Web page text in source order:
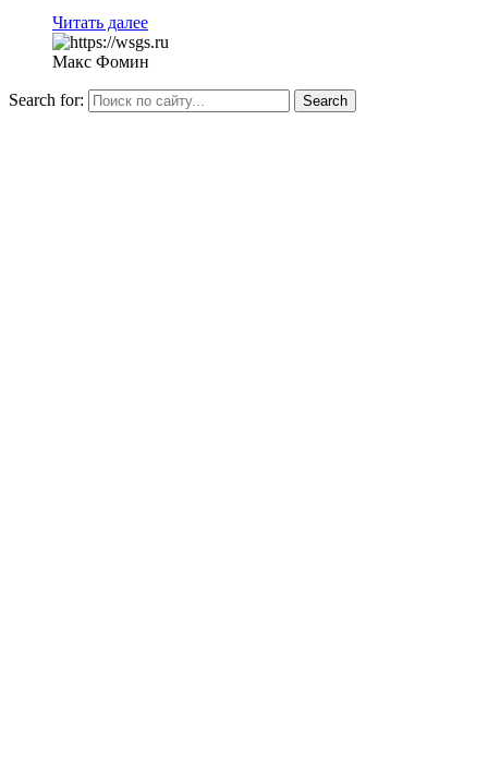
Читать далее
Макс Фомин
Search for: